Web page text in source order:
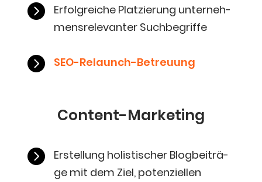

Erfolg­rei­che Plat­zie­rung unter­neh­
mens­re­le­van­ter Suchbegriffe
 SEO-Relaunch-Betreu­ung
Con­tent-Mar­ke­ting

Erstel­lung holis­ti­scher Blog­bei­trä­
ge mit dem Ziel, poten­zi­el­len